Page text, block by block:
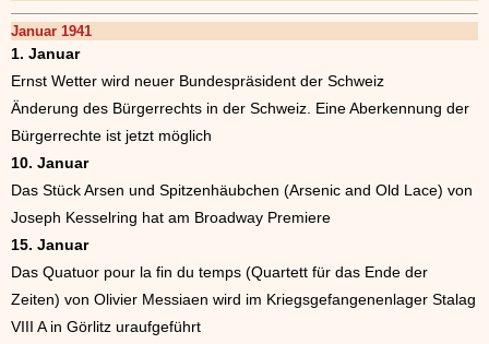
Januar 1941
1. Januar
Ernst Wetter wird neuer Bundespräsident der Schweiz
Änderung des Bürgerrechts in der Schweiz. Eine Aberkennung der
Bürgerrechte ist jetzt möglich
10. Januar
Das Stück Arsen und Spitzenhäubchen (Arsenic and Old Lace) von
Joseph Kesselring hat am Broadway Premiere
15. Januar
Das Quatuor pour la fin du temps (Quartett für das Ende der
Zeiten) von Olivier Messiaen wird im Kriegsgefangenenlager Stalag
VIII A in Görlitz uraufgeführt